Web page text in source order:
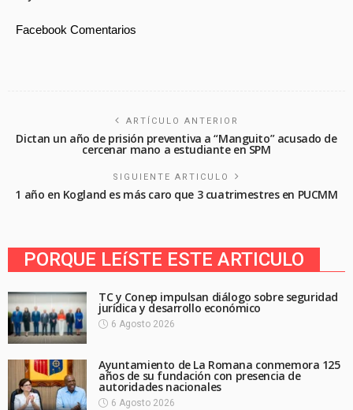
Facebook Comentarios
ARTÍCULO ANTERIOR
Dictan un año de prisión preventiva a “Manguito” acusado de
cercenar mano a estudiante en SPM
SIGUIENTE ARTICULO
1 año en Kogland es más caro que 3 cuatrimestres en PUCMM
PORQUE LEíSTE ESTE ARTICULO
TC y Conep impulsan diálogo sobre seguridad
jurídica y desarrollo económico
6 Agosto 2026
Ayuntamiento de La Romana conmemora 125
años de su fundación con presencia de
autoridades nacionales
6 Agosto 2026